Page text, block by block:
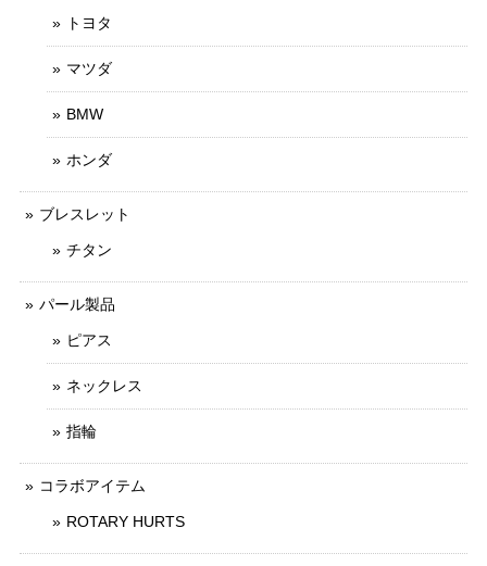
トヨタ
マツダ
BMW
ホンダ
ブレスレット
チタン
パール製品
ピアス
ネックレス
指輪
コラボアイテム
ROTARY HURTS